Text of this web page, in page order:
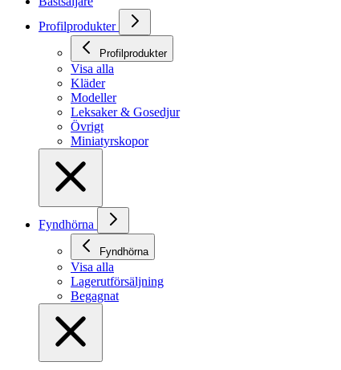
Profilprodukter
Profilprodukter
Visa alla
Kläder
Modeller
Leksaker & Gosedjur
Övrigt
Miniatyrskopor
Fyndhörna
Fyndhörna
Visa alla
Lagerutförsäljning
Begagnat